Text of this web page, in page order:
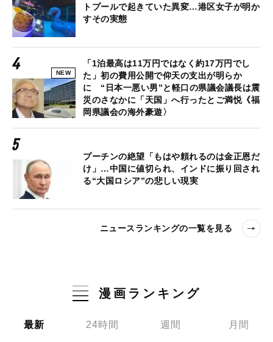
トプールで起きていた異変…港区女子が明か
すその実態
NEW
「1泊最高は11万円ではなく約17万円でし
た」初の費用公開で仰天の支出が明らか
に “日本一悪い男”と軽口の県議会議長は震
災のさなかに「天国」へ行ったとご満悦《福
岡県議会の海外豪遊〉
プーチンの絶望「もはや頼れるのは金正恩だ
け」…中国に値切られ、インドに振り回され
る“大国ロシア”の悲しい現実
ニュースランキングの一覧を見る
漫画ランキング
最新 24時間 週間 月間